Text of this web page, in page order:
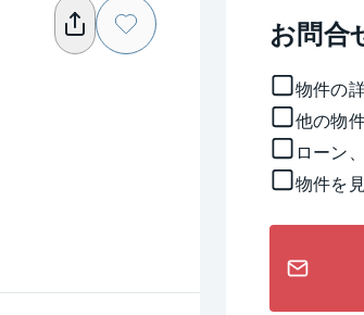
お問合
物件の
他の物
ローン
物件を